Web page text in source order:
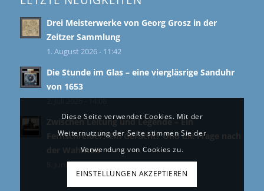
Drei Meisterwerke von Georg Grosz in der
Zeitzer Sammlung
1. August 2026 - 11:42
Die Stunde im Glas – eine viergläsrige Sanduhr
von 1653
2. Juli 2026 - 14:08
Zwischen Leitung und Legende – Ein
Fernschreiber? Ein Gerücht? Und die Frage nach
der Wahrheit
8. Juni 2026 - 11:39
Diese Seite verwendet Cookies. Mit der
Weiternutzung der Seite stimmen Sie der
Verwendung von Cookies zu.
EINSTELLUNGEN AKZEPTIEREN